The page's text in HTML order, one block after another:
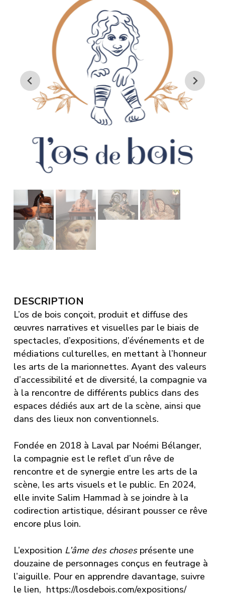
DESCRIPTION
L’os de bois conçoit, produit et diffuse des
œuvres narratives et visuelles par le biais de
spectacles, d’expositions, d’événements et de
médiations culturelles, en mettant à l’honneur
les arts de la marionnettes. Ayant des valeurs
d’accessibilité et de diversité, la compagnie va
à la rencontre de différents publics dans des
espaces dédiés aux art de la scène, ainsi que
dans des lieux non conventionnels.
Fondée en 2018 à Laval par Noémi Bélanger,
la compagnie est le reflet d’un rêve de
rencontre et de synergie entre les arts de la
scène, les arts visuels et le public. En 2024,
elle invite Salim Hammad à se joindre à la
codirection artistique, désirant pousser ce rêve
encore plus loin.
L’exposition L’âme des chosesprésente une
douzaine de personnages conçus en feutrage à
l’aiguille. Pour en apprendre davantage, suivre
le lien, https://losdebois.com/expositions/